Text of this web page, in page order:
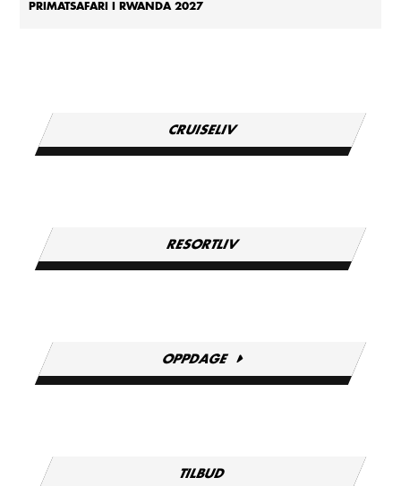
PRIMATSAFARI I RWANDA 2027
CRUISELIV
RESORTLIV
OPPDAGE
TILBUD